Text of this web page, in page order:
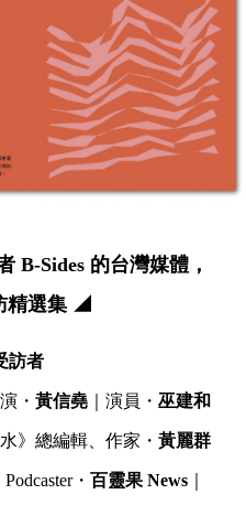
B-Sides 的台灣媒體，
精選集 ◢
訪者
・ 黃信堯 ｜演員・ 巫建和
》總編輯、作家・ 黃麗群
Podcaster・ 百靈果 News｜